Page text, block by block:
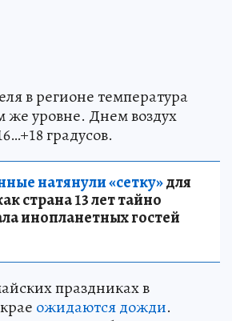
в регионе температура
же уровне. Днем воздух
градусов.
натянули «сетку»для
страна 13 лет тайно
инопланетных гостей
праздниках в
ожидаются дожди.